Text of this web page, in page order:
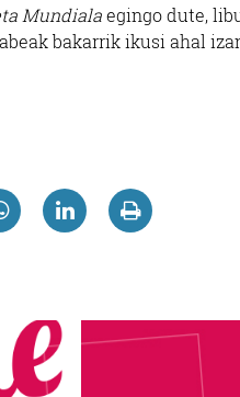
Mundialaegingo dute,
bakarrik ikusi ahal